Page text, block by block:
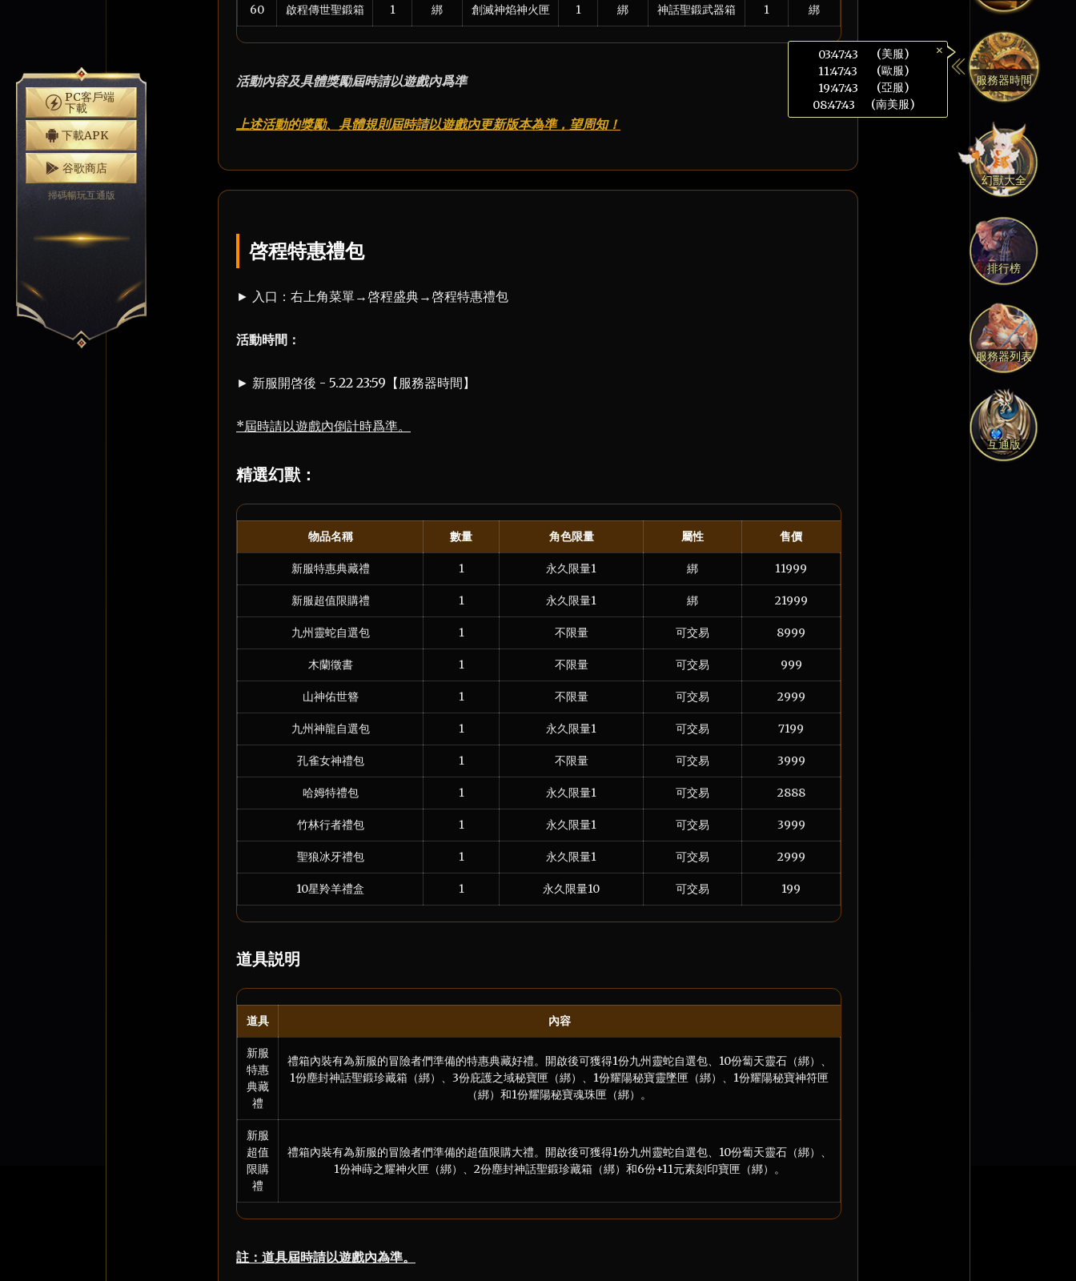
服務器時間
×
03:47:44
(美服)
11:47:44
(歐服)
19:47:44
(亞服)
08:47:44
(南美服)
幻獸大全
排行榜
服務器列表
互通版
PC客戶端
下載
下載APK
谷歌商店
掃碼暢玩互通版
60 啟程傳世聖鍛箱 1 綁 創滅神焰神火匣 1 綁 神話聖鍛武器箱 1 綁
活動內容及具體獎勵屆時請以遊戲內爲準
上述活動的獎勵、具體規則屆時請以遊戲內更新版本為準，望周知！
啓程特惠禮包
► 入口：右上角菜單→啓程盛典→啓程特惠禮包
活動時間：
► 新服開啓後 - 5.22 23:59【服務器時間】
*屆時請以遊戲內倒計時爲準。
精選幻獸：
物品名稱 數量 角色限量 屬性 售價
新服特惠典藏禮 1 永久限量1 綁 11999
新服超值限購禮 1 永久限量1 綁 21999
九州靈蛇自選包 1 不限量 可交易 8999
木蘭徵書 1 不限量 可交易 999
山神佑世簪 1 不限量 可交易 2999
九州神龍自選包 1 永久限量1 可交易 7199
孔雀女神禮包 1 不限量 可交易 3999
哈姆特禮包 1 永久限量1 可交易 2888
竹林行者禮包 1 永久限量1 可交易 3999
聖狼冰牙禮包 1 永久限量1 可交易 2999
10星羚羊禮盒 1 永久限量10 可交易 199
道具説明
道具 內容
新服
特惠
典藏
禮
禮箱內裝有為新服的冒險者們準備的特惠典藏好禮。開啟後可獲得1份九州靈蛇自選包、10份蔔天靈石（綁）、
1份塵封神話聖鍛珍藏箱（綁）、3份庇護之域秘寶匣（綁）、1份耀陽秘寶靈墜匣（綁）、1份耀陽秘寶神符匣
（綁）和1份耀陽秘寶魂珠匣（綁）。
新服
超值
限購
禮
禮箱內裝有為新服的冒險者們準備的超值限購大禮。開啟後可獲得1份九州靈蛇自選包、10份蔔天靈石（綁）、
1份神蒔之耀神火匣（綁）、2份塵封神話聖鍛珍藏箱（綁）和6份+11元素刻印寶匣（綁）。
註：道具屆時請以遊戲內為準。